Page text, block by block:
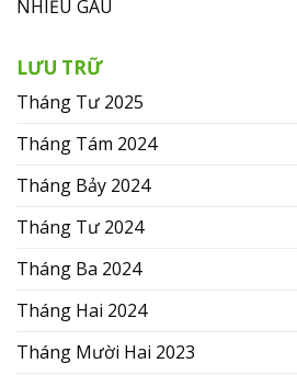
NHIỀU GÀU
LƯU TRỮ
Tháng Tư 2025
Tháng Tám 2024
Tháng Bảy 2024
Tháng Tư 2024
Tháng Ba 2024
Tháng Hai 2024
Tháng Mười Hai 2023